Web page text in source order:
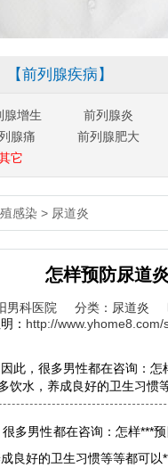
【前列腺疾病】
腺增生
前列腺炎
腺痛
前列腺肥大
它
感染 > 尿道炎
怎样预防尿道炎
男科医院 分类：尿道炎
： http://
此，很多男性都在咨询：
水，养成良好的卫生习惯
男性都在咨询：怎样***预
良好的卫生习惯等等都可